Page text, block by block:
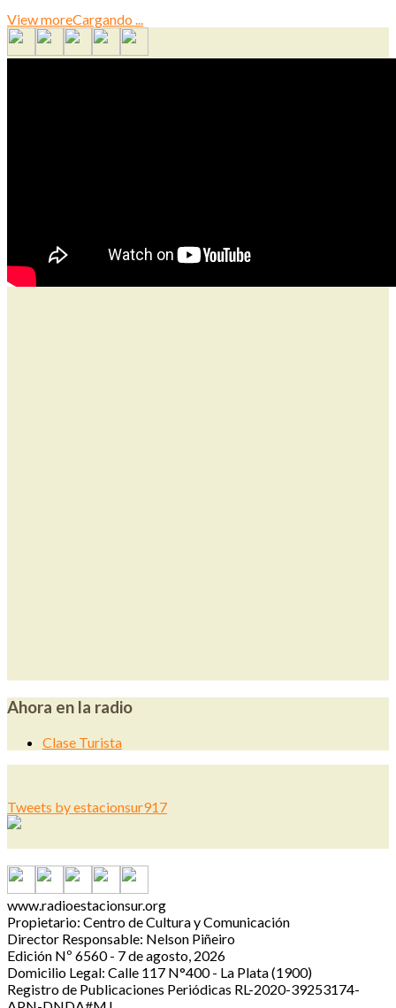
View moreCargando ...
Ahora en la radio
Clase Turista
Tweets by estacionsur917
www.radioestacionsur.org
Propietario: Centro de Cultura y Comunicación
Director Responsable: Nelson Piñeiro
Edición Nº 6560 - 7 de agosto, 2026
Domicilio Legal: Calle 117 N°400 - La Plata (1900)
Registro de Publicaciones Periódicas RL-2020-39253174-